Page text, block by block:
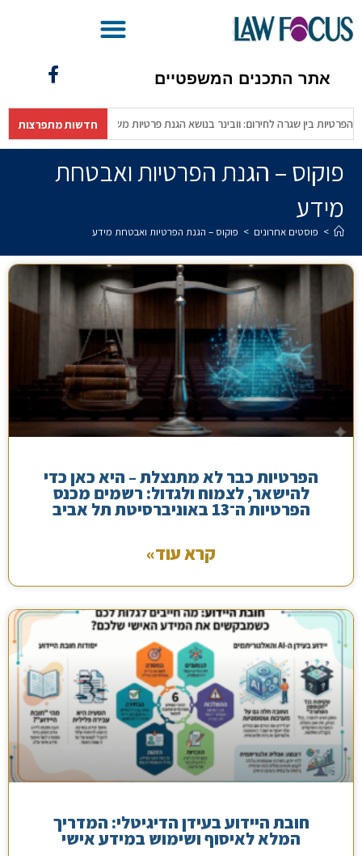
אתר התכנים המשפטיים
חדשות מתפרצות
הפרטיות בין שגרה לחירום: וובינר בנושא הגנת פרטיות משגרה לחירום (לשכת
פוקוס – הגנת הפרטיות ואבטחת
מידע
> פוסטים אחרונים > פוקוס – הגנת הפרטיות ואבטחת מידע
הפרטיות כבר לא מתנצלת – היא כאן כדי
להישאר, לצמוח ולגדול: רשמים מכנס
הפרטיות ה־13 באוניברסיטת תל אביב
קרא עוד»
חובת היידוע בעידן הדיגיטלי: המדריך
המלא לאיסוף ושימוש במידע אישי